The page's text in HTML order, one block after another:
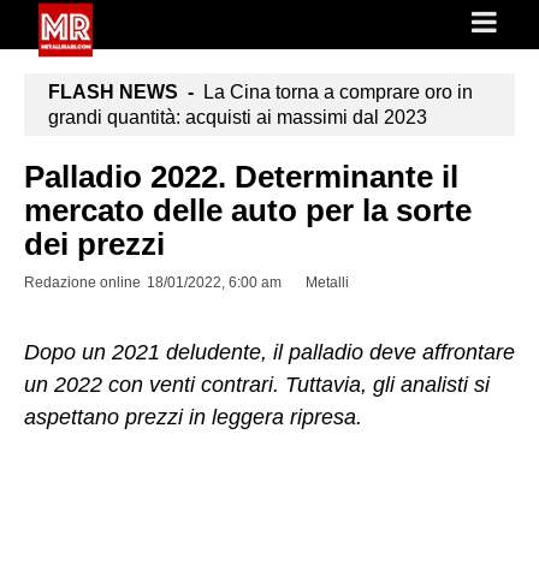
FLASH NEWS - La Cina torna a comprare oro in
grandi quantità: acquisti ai massimi dal 2023
Palladio 2022. Determinante il
mercato delle auto per la sorte
dei prezzi
Redazione online 18/01/2022, 6:00 am Metalli
Dopo un 2021 deludente, il palladio deve affrontare
un 2022 con venti contrari. Tuttavia, gli analisti si
aspettano prezzi in leggera ripresa.